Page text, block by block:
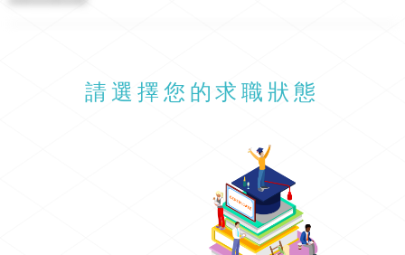
請選擇您的求職狀態